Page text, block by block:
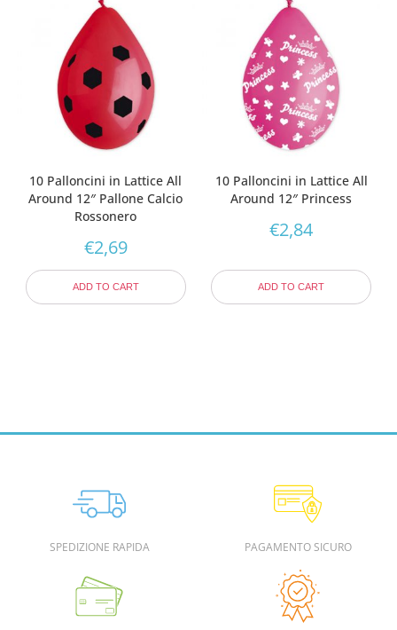
10 Palloncini in Lattice All
Around 12″ Pallone Calcio
Rossonero
€2,69
ADD TO CART
10 Palloncini in Lattice All
Around 12″ Princess
€2,84
ADD TO CART
SPEDIZIONE RAPIDA PAGAMENTO SICURO